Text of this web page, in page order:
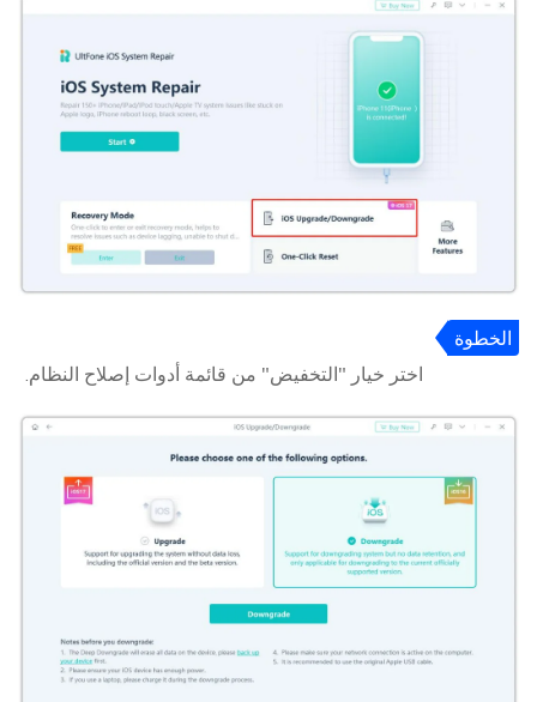
الخطوة
اختر خيار "التخفيض" من قائمة أدوات إصلاح النظام.